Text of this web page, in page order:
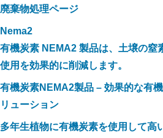
廃棄物処理ページ
Nema2
有機炭素 NEMA2 製品は、土壌の窒
使用を効果的に削減します。
有機炭素NEMA2製品 – 効果的な有
リューション
多年生植物に有機炭素を使用して高